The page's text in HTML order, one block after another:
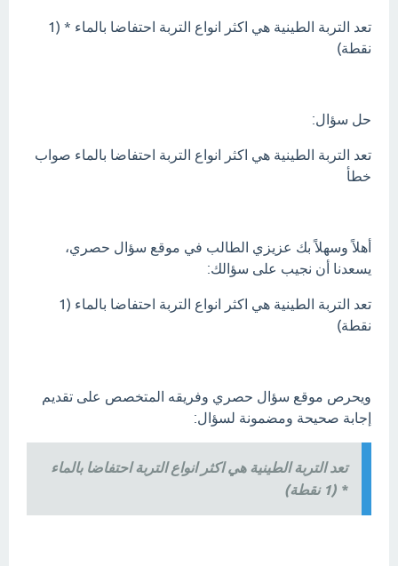
تعد التربة الطينية هي اكثر انواع التربة احتفاضا بالماء * (1
نقطة)
حل سؤال:
تعد التربة الطينية هي اكثر انواع التربة احتفاضا بالماء صواب
خطأ
أهلاً وسهلاً بك عزيزي الطالب في موقع سؤال حصري،
يسعدنا أن نجيب على سؤالك:
تعد التربة الطينية هي اكثر انواع التربة احتفاضا بالماء (1
نقطة)
ويحرص موقع سؤال حصري وفريقه المتخصص على تقديم
إجابة صحيحة ومضمونة لسؤال:
تعد التربة الطينية هي اكثر انواع التربة احتفاضا بالماء
* (1 نقطة)